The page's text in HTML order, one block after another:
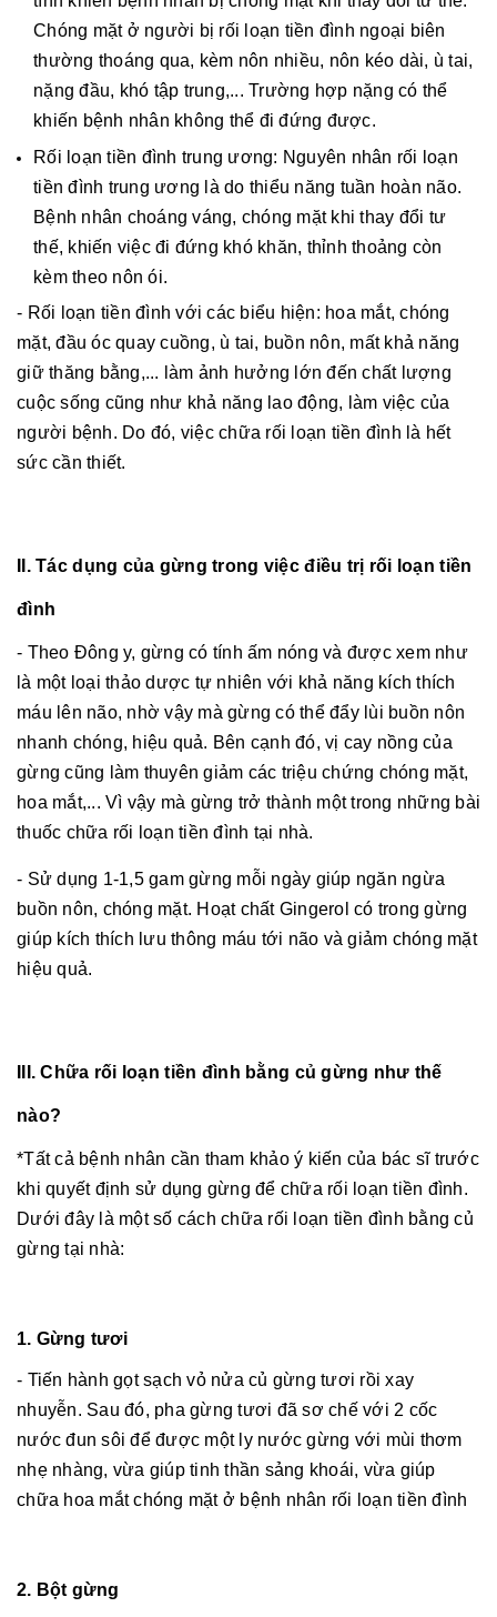
Chóng mặt ở người bị rối loạn tiền đình ngoại biên
thường thoáng qua, kèm nôn nhiều, nôn kéo dài, ù tai,
nặng đầu, khó tập trung,... Trường hợp nặng có thể
khiến bệnh nhân không thể đi đứng được.
Rối loạn tiền đình trung ương: Nguyên nhân rối loạn
tiền đình trung ương là do thiểu năng tuần hoàn não.
Bệnh nhân choáng váng, chóng mặt khi thay đổi tư
thế, khiến việc đi đứng khó khăn, thỉnh thoảng còn
kèm theo nôn ói.
- Rối loạn tiền đình với các biểu hiện: hoa mắt, chóng
mặt, đầu óc quay cuồng, ù tai, buồn nôn, mất khả năng
giữ thăng bằng,... làm ảnh hưởng lớn đến chất lượng
cuộc sống cũng như khả năng lao động, làm việc của
người bệnh. Do đó, việc chữa rối loạn tiền đình là hết
sức cần thiết.
II. Tác dụng của gừng trong việc điều trị rối loạn tiền
đình
- Theo Đông y, gừng có tính ấm nóng và được xem như
là một loại thảo dược tự nhiên với khả năng kích thích
máu lên não, nhờ vậy mà gừng có thể đẩy lùi buồn nôn
nhanh chóng, hiệu quả. Bên cạnh đó, vị cay nồng của
gừng cũng làm thuyên giảm các triệu chứng chóng mặt,
hoa mắt,... Vì vậy mà gừng trở thành một trong những bài
thuốc chữa rối loạn tiền đình tại nhà.
- Sử dụng 1-1,5 gam gừng mỗi ngày giúp ngăn ngừa
buồn nôn, chóng mặt. Hoạt chất Gingerol có trong gừng
giúp kích thích lưu thông máu tới não và giảm chóng mặt
hiệu quả.
III. Chữa rối loạn tiền đình bằng củ gừng như thế
nào?
*Tất cả bệnh nhân cần tham khảo ý kiến của ​​bác sĩ trước
khi quyết định sử dụng gừng để chữa rối loạn tiền đình.
Dưới đây là một số cách chữa rối loạn tiền đình bằng củ
gừng tại nhà:
1. Gừng tươi
- Tiến hành gọt sạch vỏ nửa củ gừng tươi rồi xay
nhuyễn. Sau đó, pha gừng tươi đã sơ chế với 2 cốc
nước đun sôi để được một ly nước gừng với mùi thơm
nhẹ nhàng, vừa giúp tinh thần sảng khoái, vừa giúp
chữa hoa mắt chóng mặt ở bệnh nhân rối loạn tiền đình
2. Bột gừng